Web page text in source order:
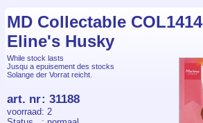
MD Collectable COL1414
Eline's Husky
While stock lasts
Jusqu a epuisement des stocks
Solange der Vorrat reicht.
art. nr: 31188
voorraad: 2